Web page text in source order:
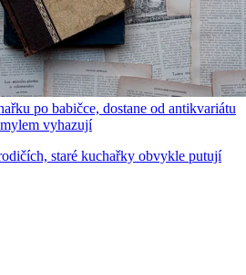
po babičce, dostane od antikvariátu
vyhazují
staré kuchařky obvykle putují